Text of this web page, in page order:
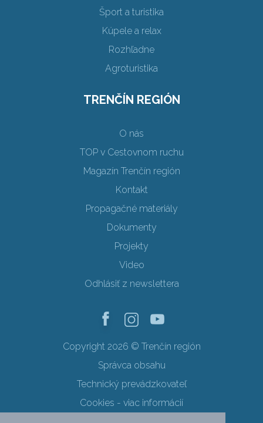
Šport a turistika
Kúpele a relax
Rozhľadne
Agroturistika
TRENČÍN REGIÓN
O nás
TOP v Cestovnom ruchu
Magazín Trenčín región
Kontakt
Propagačné materiály
Dokumenty
Projekty
Video
Odhlásiť z newslettera
Copyright 2026 © Trenčín región
Správca obsahu
Technický prevádzkovateľ
Cookies - viac informácií